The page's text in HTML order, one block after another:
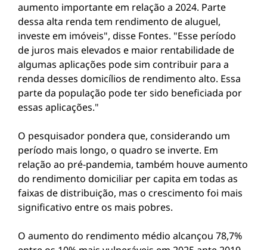
aumento importante em relação a 2024. Parte
dessa alta renda tem rendimento de aluguel,
investe em imóveis", disse Fontes. "Esse período
de juros mais elevados e maior rentabilidade de
algumas aplicações pode sim contribuir para a
renda desses domicílios de rendimento alto. Essa
parte da população pode ter sido beneficiada por
essas aplicações."
O pesquisador pondera que, considerando um
período mais longo, o quadro se inverte. Em
relação ao pré-pandemia, também houve aumento
do rendimento domiciliar per capita em todas as
faixas de distribuição, mas o crescimento foi mais
significativo entre os mais pobres.
O aumento do rendimento médio alcançou 78,7%